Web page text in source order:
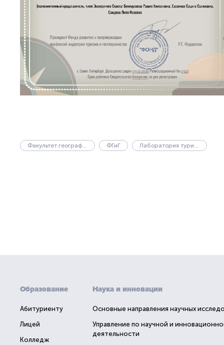
Факультет географии и геоэкологии ФГиГ Лаборатория туризма и гостеприимства
Образование
Абитуриенту
Лицей
Колледж
Наука и инновации
Основные направления научных
Управление по научной и
деятельности